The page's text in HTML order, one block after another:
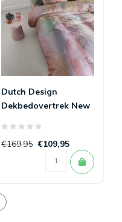
Dutch Design
Dekbedovertrek New
€169,95 €109,95